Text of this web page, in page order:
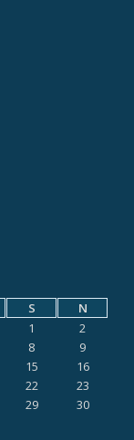
S
N
1
2
8
9
15
16
22
23
29
30